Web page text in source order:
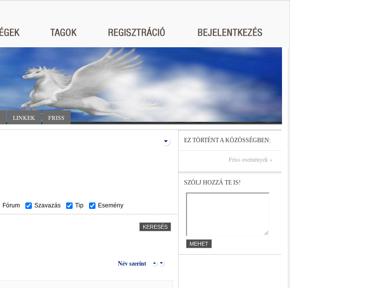
LINKEK FRISS
Fórum Szavazás Tip Esemény
Név szerint
EZ TÖRTÉNT A KÖZÖSSÉGBEN:
Friss események »
SZÓLJ HOZZÁ TE IS!